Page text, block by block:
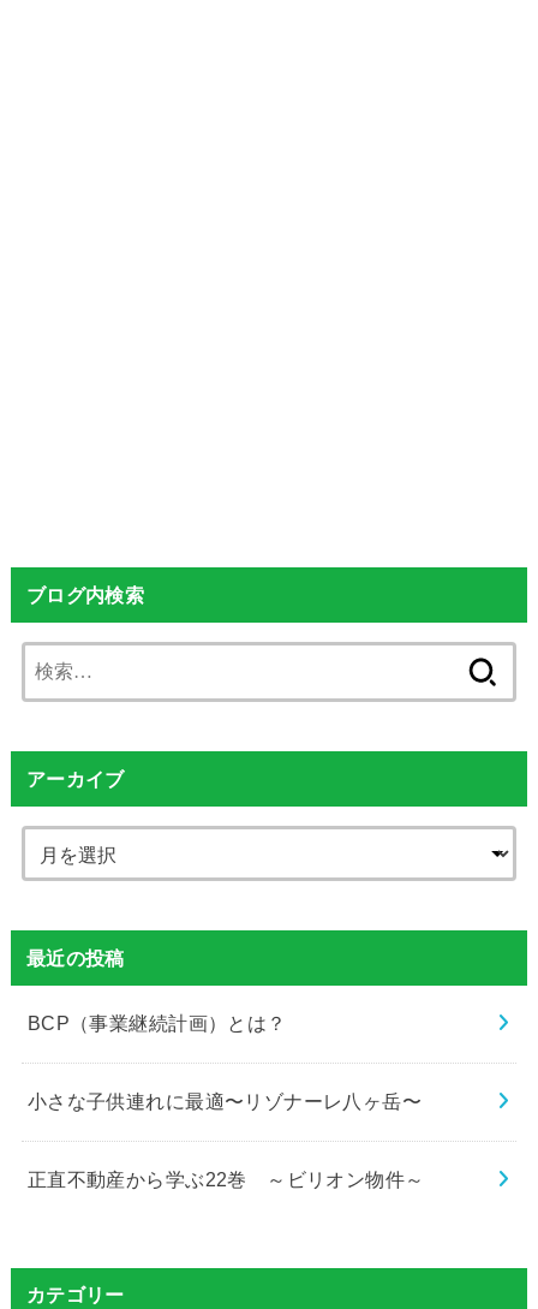
ブログ内検索
索:
アーカイブ
最近の投稿
BCP（事業継続計画）とは？
小さな子供連れに最適〜リゾナーレ八ヶ岳〜
正直不動産から学ぶ22巻 ～ビリオン物件～
カテゴリー